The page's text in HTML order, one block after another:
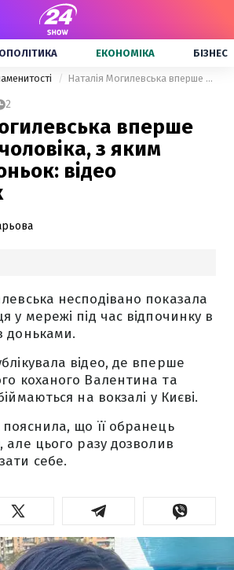
ЕКОНОМІКА БІЗНЕС
Наталія Могилевська вперше показала чоловіка, з яким виховує доньок: відео закоханих
2
вперше
з яким
відео
несподівано показала
у мережі під час відпочинку в
доньками.
відео, де вперше
коханого Валентина та
на вокзалі у Києві.
що її обранець
але цього разу дозволив
себе.